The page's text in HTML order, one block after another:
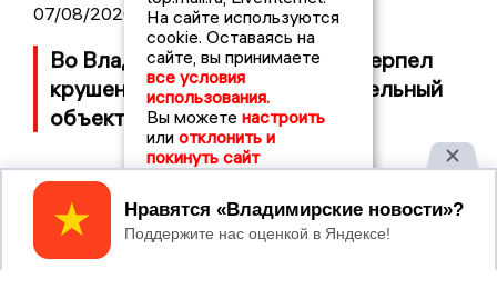
07/08/2026 14:34
Во Владимирской области потерпел
крушение неопознанный летательный
объект
05/08/2026 08:30
Московский ЧОП подал иск к
На сайте используются
cookie. Оставаясь на
сайте, вы принимаете
все условия
использования.
Вы можете настроить
или отклонить и
покинуть сайт
Принять